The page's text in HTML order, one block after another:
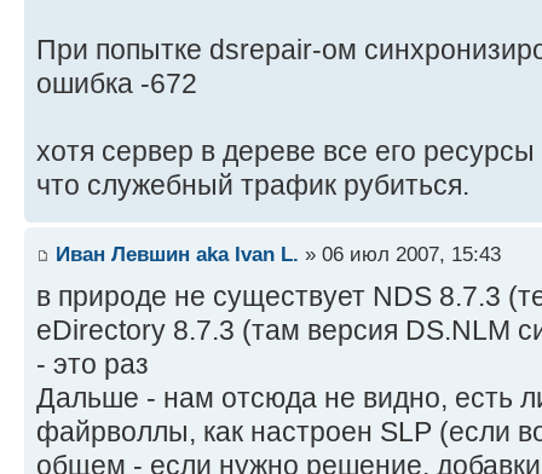
При попытке dsrepair-ом
ошибка -672
хотя сервер в дереве все его
что служебный трафик рубиться.
Иван Левшин aka Ivan L. » 06 июл 2007, 15:43
в природе не существует NDS 8.7.3
eDirectory 8.7.3 (там версия DS.NLM
- это раз
Дальше - нам отсюда не видно, есть
файрволлы, как настроен SLP (если
общем - если нужно решение,